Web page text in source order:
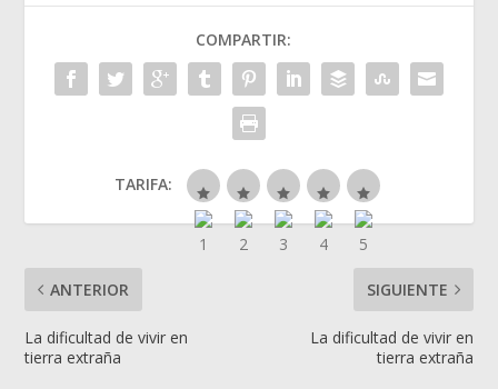
COMPARTIR:
TARIFA:
ANTERIOR
La dificultad de vivir en
tierra extraña
SIGUIENTE
La dificultad de vivir en
tierra extraña